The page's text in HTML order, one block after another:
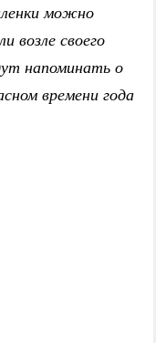
можно
возле своего
напоминать о
времени года